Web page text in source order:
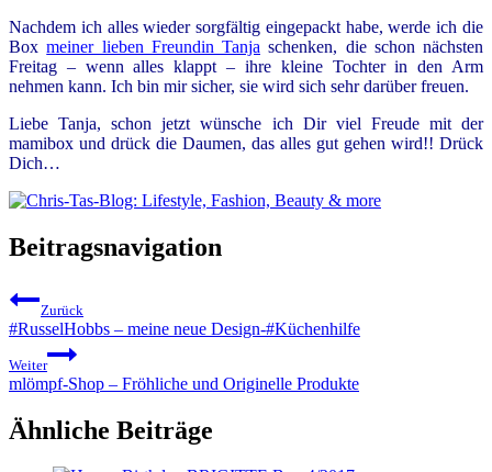
Nachdem ich alles wieder sorgfältig eingepackt habe, werde ich die
Boxmeiner lieben Freundin Tanja schenken, die schon nächsten
Freitag – wenn alles klappt – ihre kleine Tochter in den Arm
nehmen kann. Ich bin mir sicher, sie wird sich sehr darüber freuen.
Liebe Tanja, schon jetzt wünsche ich Dir viel Freude mit der
mamibox und drück die Daumen, das alles gut gehen wird!! Drück
Dich…
Beitragsnavigation
Zurück
#RusselHobbs – meine neue Design-#Küchenhilfe
Weiter
mlömpf-Shop – Fröhliche und Originelle Produkte
Ähnliche Beiträge